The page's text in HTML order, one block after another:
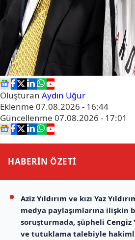
Oluşturan Aydın Uğur
Eklenme 07.08.2026 - 16:44
Güncellenme 07.08.2026 - 17:01
HABERİN ÖZETİ
Aziz Yıldırım ve kızı Yaz
medya paylaşımlarına ilişkin
soruşturmada, şüpheli Cengiz
ve tutuklama talebiyle